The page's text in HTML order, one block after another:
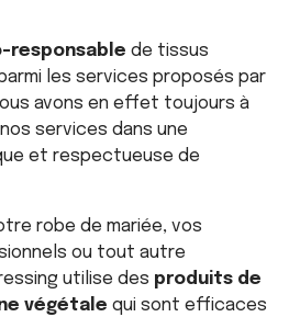
responsable de tissus
les services proposés par
avons en effet toujours à
services dans une
et respectueuse de
robe de mariée, vos
ou tout autre
utilise des produits de
végétale qui sont efficaces